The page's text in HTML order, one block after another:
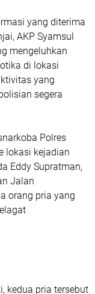
yang diterima
AKP Syamsul
mengeluhkan
di lokasi
yang
segera
Polres
lokasi kejadian
Eddy Supratman,
Jalan
orang pria yang
kedua pria tersebut